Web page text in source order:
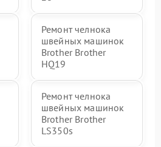
Ремонт челнока
швейных машинок
Brother Brother
HQ19
Ремонт челнока
швейных машинок
Brother Brother
LS350s